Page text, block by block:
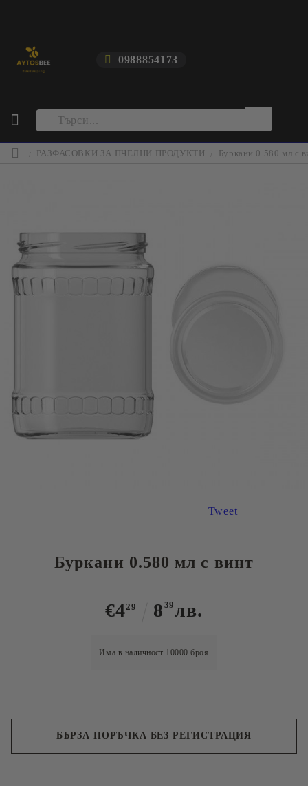
0988854173
РАЗФАСОВКИ ЗА ПЧЕЛНИ ПРОДУКТИ Буркани 0.580 мл с
Tweet
Буркани 0.580 мл с винт
€429 8 39лв.
Има в наличност 10000 броя
БЪРЗА ПОРЪЧКА БЕЗ РЕГИСТРАЦИЯ